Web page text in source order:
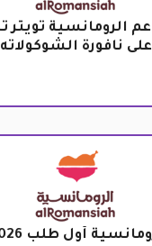
على نافورة الشوكولاته